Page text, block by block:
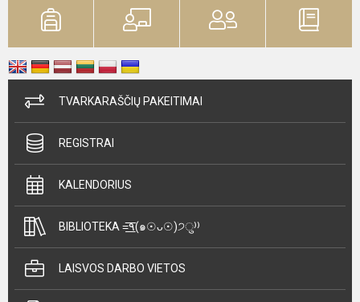
TVARKARAŠČIŲ PAKEITIMAI
REGISTRAI
KALENDORIUS
BIBLIOTEKA =͟͟͞͞٩(๑☉ᴗ☉)੭ु⁾⁾
LAISVOS DARBO VIETOS